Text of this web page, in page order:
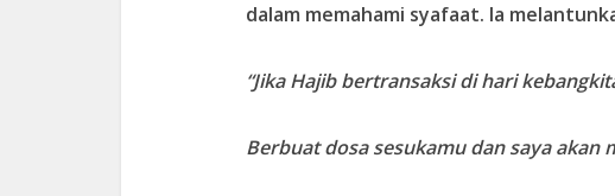
dalam memahami syafaat. Ia
“Jika Hajib bertransaksi di hari
Berbuat dosa sesukamu dan saya akan